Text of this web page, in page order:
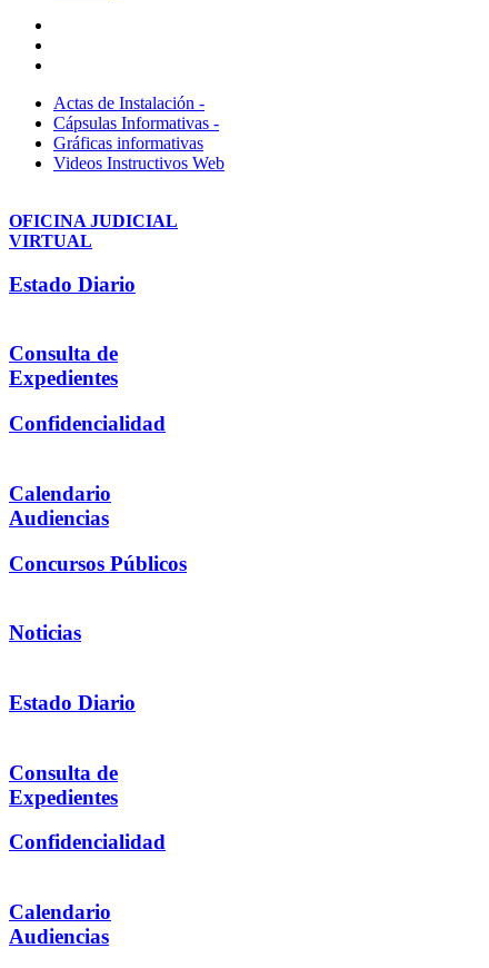
Actas de Instalación -
Cápsulas Informativas -
Gráficas informativas
Videos Instructivos Web
OFICINA JUDICIAL
VIRTUAL
Estado Diario
Consulta de
Expedientes
Confidencialidad
Calendario
Audiencias
Concursos Públicos
Noticias
Estado Diario
Consulta de
Expedientes
Confidencialidad
Calendario
Audiencias